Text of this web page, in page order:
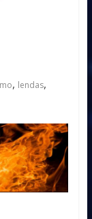
, lendas,